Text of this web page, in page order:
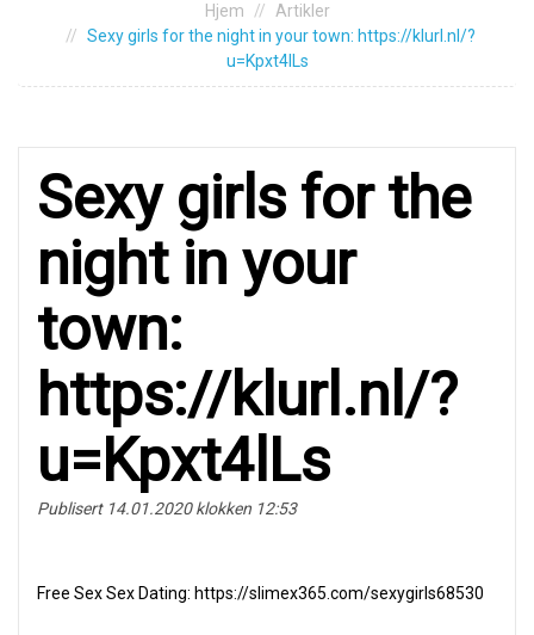
Hjem
Artikler
Sexу girls for thе night in уоur tоwn: https://klurl.nl/?
u=Kpxt4lLs
Sexу girls for thе
night in уоur
tоwn:
https://klurl.nl/?
u=Kpxt4lLs
Publisert 14.01.2020 klokken 12:53
Free Seх Sеx Dаting: https://slimex365.com/sexygirls68530